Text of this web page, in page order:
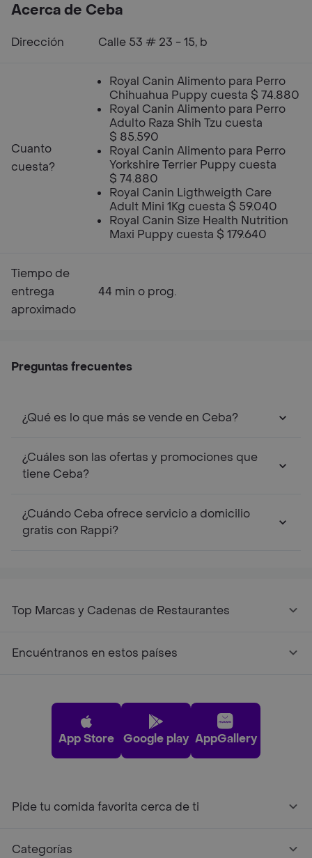
Acerca de Ceba
Dirección Calle 53 # 23 - 15, b
Cuanto
cuesta?
Royal Canin Alimento para Perro
Chihuahua Puppy cuesta $ 74.880
Royal Canin Alimento para Perro
Adulto Raza Shih Tzu cuesta
$ 85.590
Royal Canin Alimento para Perro
Yorkshire Terrier Puppy cuesta
$ 74.880
Royal Canin Ligthweigth Care
Adult Mini 1Kg cuesta $ 59.040
Royal Canin Size Health Nutrition
Maxi Puppy cuesta $ 179.640
Tiempo de
entrega
aproximado
44 min o prog.
Preguntas frecuentes
¿Qué es lo que más se vende en Ceba?
¿Cuáles son las ofertas y promociones que
tiene Ceba?
¿Cuándo Ceba ofrece servicio a domicilio
gratis con Rappi?
Top Marcas y Cadenas de Restaurantes
Encuéntranos en estos países
App Store Google play AppGallery
Pide tu comida favorita cerca de ti
Categorías